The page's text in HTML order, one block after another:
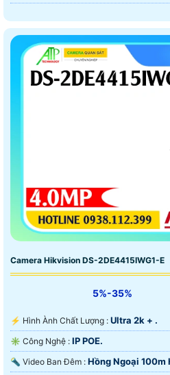
Camera Hikvision DS-2DE4415IWG1-E
5%-35%
️⚡ Hình Ành Chất Lượng : Ultra 2k + .
✳️ Công Nghệ : IP POE.
🔦 Video Ban Đêm : Hồng Ngoại 100m